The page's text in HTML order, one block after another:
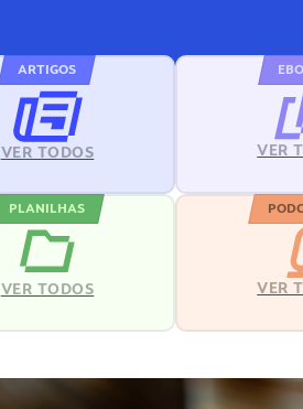
ARTIGOS
VER TODOS VER
PLANILHAS
VER TODOS VER